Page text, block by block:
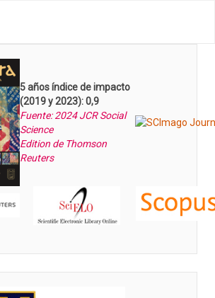
5 años índice de impacto
(2019 y 2023): 0,9
Fuente: 2024 JCR Social
Science
Edition de Thomson
Reuters